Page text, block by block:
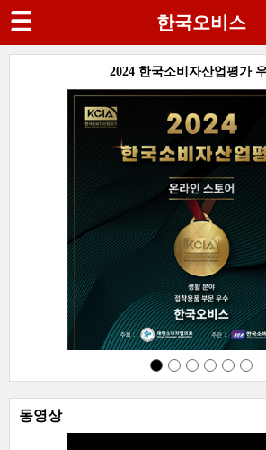
한국오비스
2024 한국소비자산업평가
동영상